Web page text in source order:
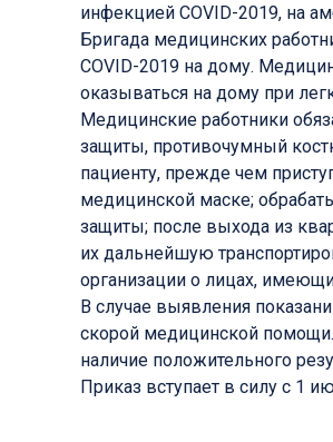
инфекцией COVID-2019, на
Бригада медицинских
COVID-2019 на дому.
оказываться на дому при
Медицинские работники
защиты, противочумный
пациенту, прежде чем
медицинской маске;
защиты; после выхода из
их дальнейшую
организации о лицах,
В случае выявления
скорой медицинской
наличие положительного
Приказ вступает в силу с 1